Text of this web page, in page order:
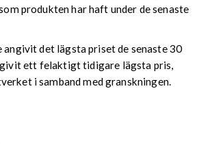
produkten har haft under de senaste
angivit det lägsta priset de senaste 30
ett felaktigt tidigare lägsta pris,
i samband med granskningen.